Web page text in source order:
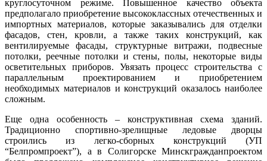
круглосуточном режиме. Повышенное качество объекта
предполагало приобретение высококлассных отечественных и
импортных материалов, которые заказывались для отделки
фасадов, стен, кровли, а также таких конструкций, как
вентилируемые фасады, структурные витражи, подвесные
потолки, реечные потолки и стены, полы, некоторые виды
осветительных приборов. Увязать процесс строительства с
параллельным проектированием и приобретением
необходимых материалов и конструкций оказалось наиболее
сложным.
Еще одна особенность – конструктивная схема зданий.
Традиционно спортивно-зрелищные ледовые дворцы
строились из легко-сборных конструкций (УП
“Белпромпроект”), а в Солигорске Минскгражданпроектом